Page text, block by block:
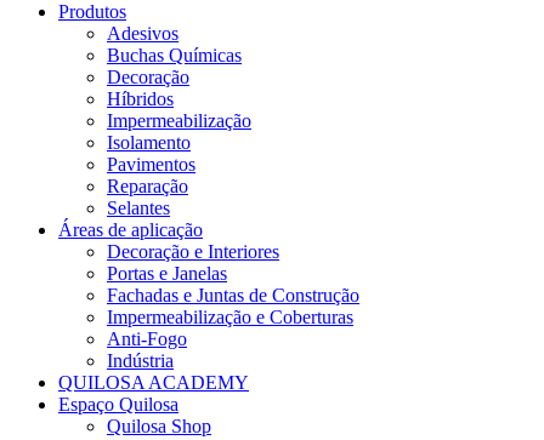
Produtos
Adesivos
Buchas Químicas
Decoração
Híbridos
Impermeabilização
Isolamento
Pavimentos
Reparação
Selantes
Áreas de aplicação
Decoração e Interiores
Portas e Janelas
Fachadas e Juntas de Construção
Impermeabilização e Coberturas
Anti-Fogo
Indústria
QUILOSA ACADEMY
Espaço Quilosa
Quilosa Shop